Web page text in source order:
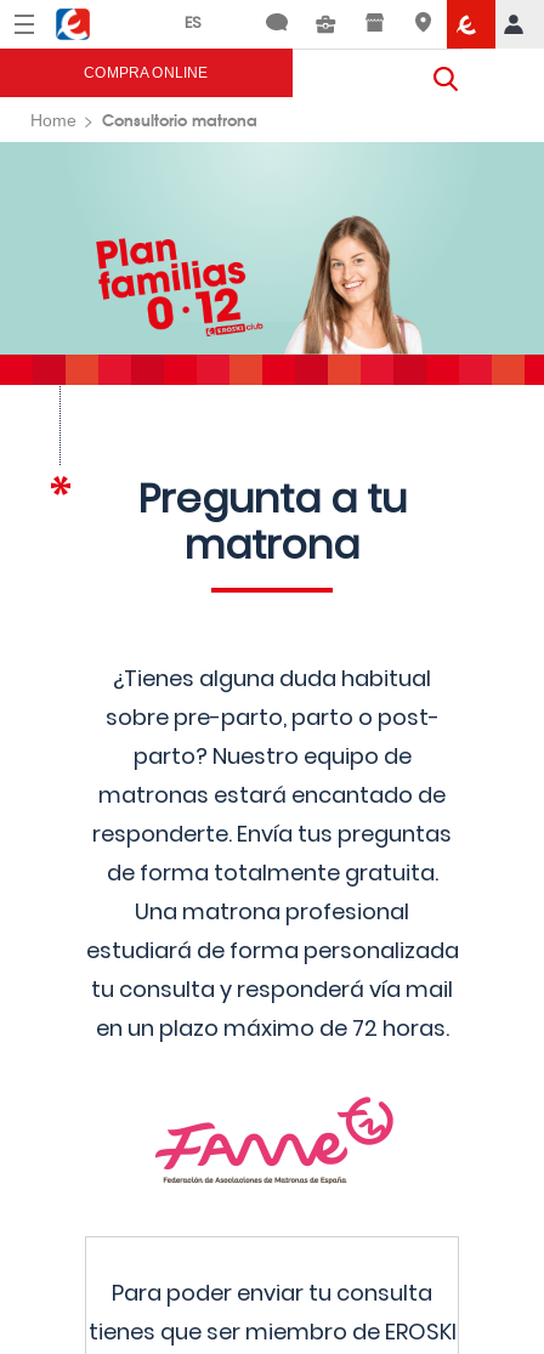
Menú Eroski
COMPRA ONLINE
Home Consultorio matrona
Pregunta a tu
matrona
¿Tienes alguna duda habitual
sobre pre-parto, parto o post-
parto? Nuestro equipo de
matronas estará encantado de
responderte. Envía tus preguntas
de forma totalmente gratuita.
Una matrona profesional
estudiará de forma personalizada
tu consulta y responderá vía mail
en un plazo máximo de 72 horas.
Para poder enviar tu consulta
tienes que ser miembro de EROSKI